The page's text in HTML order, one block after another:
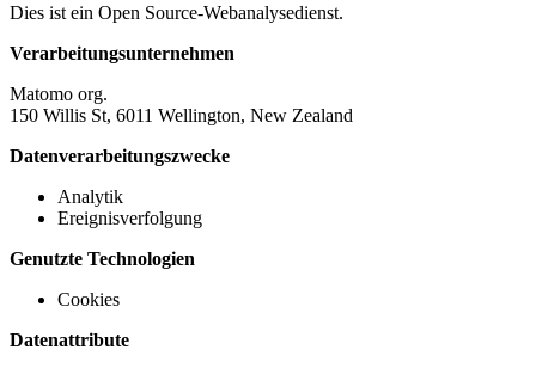
Dies ist ein Open Source-Webanalysedienst.
Verarbeitungsunternehmen
Matomo org.
150 Willis St, 6011 Wellington, New Zealand
Datenverarbeitungszwecke
Analytik
Ereignisverfolgung
Genutzte Technologien
Cookies
Datenattribute